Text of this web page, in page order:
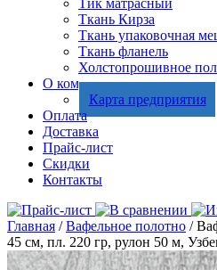
Тик матрасный
Ткань Кирза
Ткань упаковочная
Ткань фланель
Холстопрошивное
О компании
Карта предприятия
Оплата
Доставка
Прайс-лист
Скидки
Контакты
Главная /Вафельное полотно /
45 см, пл. 220 гр, рулон 50 м,